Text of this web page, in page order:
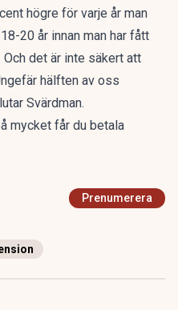
högre för varje år man
20 år innan man har fått
det är inte säkert att
hälften av oss
Svärdman.
mycket får du betala
Prenumerera